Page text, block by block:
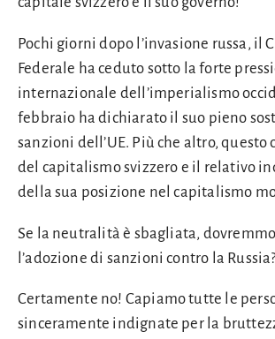
Pochi giorni dopo l’invasione russa, il
Federale ha ceduto sotto la forte
internazionale dell’imperialismo
febbraio ha dichiarato il suo pieno
sanzioni dell’UE. Più che altro, questo
del capitalismo svizzero e il relativo
della sua posizione nel capitalismo
Se la neutralità è sbagliata,
l’adozione di sanzioni contro la
Certamente no! Capiamo tutte le
sinceramente indignate per la